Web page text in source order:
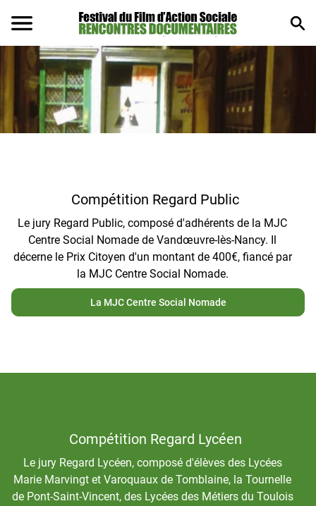
Compétition Regard Public
Le jury Regard Public, composé d'adhérents de la MJC
Centre Social Nomade de Vandœuvre-lès-Nancy. Il
décerne le Prix Citoyen d'un montant de 400€, fiancé par
la MJC Centre Social Nomade.
La MJC Centre Social Nomade
Compétition Regard Lycéen
Le jury Regard Lycéen, composé d'élèves des Lycées
Marie Marvingt et Varoquaux de Tomblaine, la Tournelle
de Pont-Saint-Vincent, des Lycées des Métiers du Toulois